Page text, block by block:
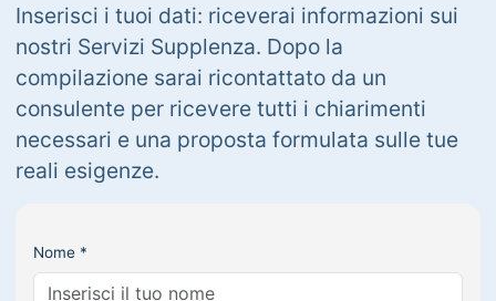
Inserisci i tuoi dati: riceverai informazioni sui
nostri Servizi Supplenza. Dopo la
compilazione sarai ricontattato da un
consulente per ricevere tutti i chiarimenti
necessari e una proposta formulata sulle tue
reali esigenze.
Nome *